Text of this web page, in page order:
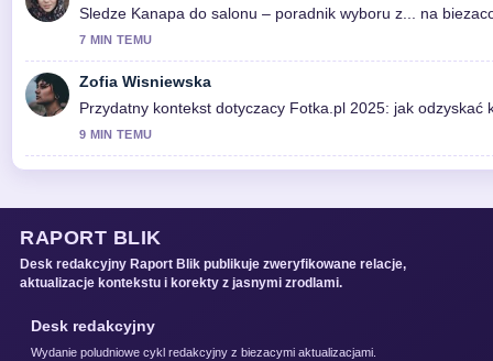
Sledze Kanapa do salonu – poradnik wyboru z... na
7 MIN TEMU
Zofia Wisniewska
Przydatny kontekst dotyczacy Fotka.pl 2025: jak
9 MIN TEMU
RAPORT BLIK
Desk redakcyjny Raport Blik publikuje zweryfikowane relacje,
aktualizacje kontekstu i korekty z jasnymi zrodlami.
Desk redakcyjny
Wydanie poludniowe cykl redakcyjny z biezacymi aktualizacjami.